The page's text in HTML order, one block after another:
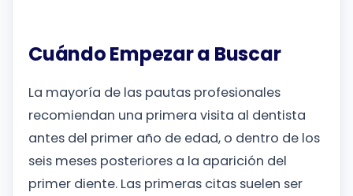
Cuándo Empezar a Buscar
La mayoría de las pautas profesionales
recomiendan una primera visita al dentista
antes del primer año de edad, o dentro de los
seis meses posteriores a la aparición del
primer diente. Las primeras citas suelen ser